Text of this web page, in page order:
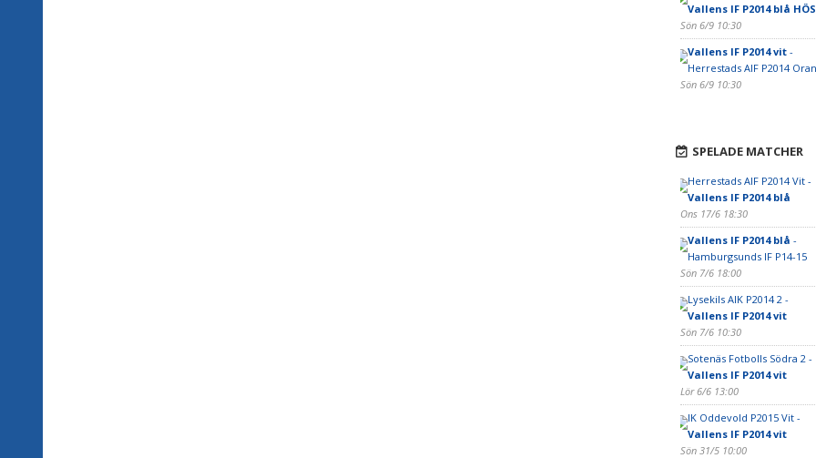
Vallens IF P2014 blå
Sön 6/9 10:30
Vallens IF P2014 vit-
Herrestads AIF P2014
Sön 6/9 10:30
SPELADE MATCHER
Herrestads AIF P2014 Vit -
Vallens IF P2014 blå
Ons 17/6 18:30
Vallens IF P2014 blå -
Hamburgsunds IF P14-15
Sön 7/6 18:00
Lysekils AIK P2014 2 -
Vallens IF P2014 vit
Sön 7/6 10:30
Sotenäs Fotbolls Södra 2 -
Vallens IF P2014 vit
Lör 6/6 13:00
IK Oddevold P2015 Vit -
Vallens IF P2014 vit
Sön 31/5 10:00